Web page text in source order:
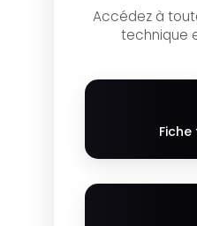
Accédez à
technique